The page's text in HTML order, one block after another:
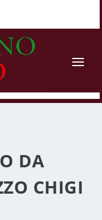
DA
CHIGI